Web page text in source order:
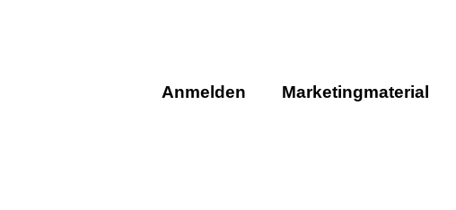
Anmelden Marketingmaterial